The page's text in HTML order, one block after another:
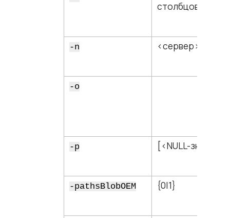
столбцов​>
-n <​сервер​>
-o
-p [<​NULL-
-pathsBlobOEM {0|1}